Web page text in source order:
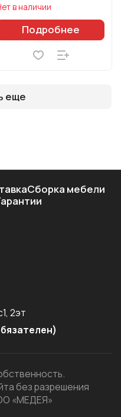
в наличии
Подробнее
еще
Сборка мебели
2эт
без разрешения
«МЕДЕЯ»